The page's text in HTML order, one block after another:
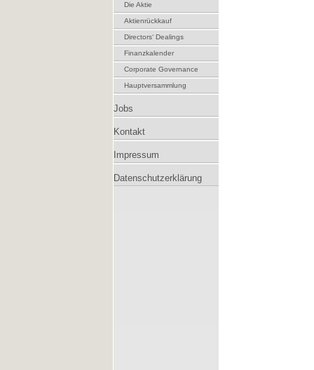
Die Aktie
Aktienrückkauf
Directors‘ Dealings
Finanzkalender
Corporate Governance
Hauptversammlung
Jobs
Kontakt
Impressum
Datenschutzerklärung